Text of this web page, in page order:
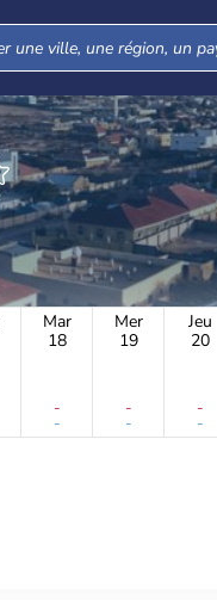
Mar
18
-
-
Mer
19
-
-
Jeu
20
-
-